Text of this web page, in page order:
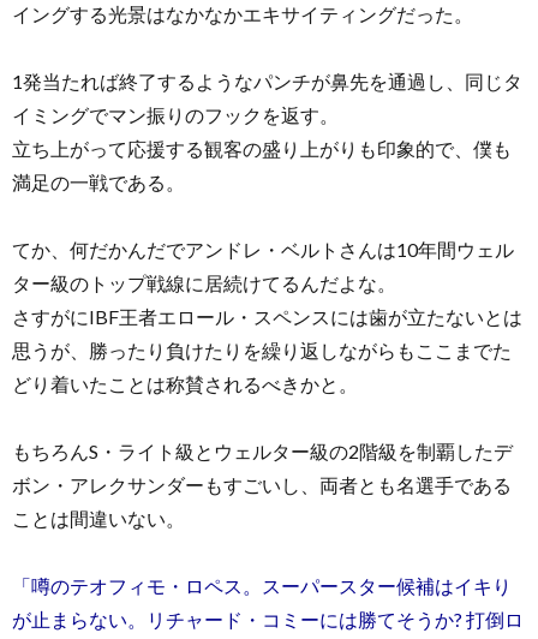
イングする光景はなかなかエキサイティングだった。
1発当たれば終了するようなパンチが鼻先を通過し、同じタ
イミングでマン振りのフックを返す。
立ち上がって応援する観客の盛り上がりも印象的で、僕も
満足の一戦である。
てか、何だかんだでアンドレ・ベルトさんは10年間ウェル
ター級のトップ戦線に居続けてるんだよな。
さすがにIBF王者エロール・スペンスには歯が立たないとは
思うが、勝ったり負けたりを繰り返しながらもここまでた
どり着いたことは称賛されるべきかと。
もちろんS・ライト級とウェルター級の2階級を制覇したデ
ボン・アレクサンダーもすごいし、両者とも名選手である
ことは間違いない。
「噂のテオフィモ・ロペス。スーパースター候補はイキり
が止まらない。リチャード・コミーには勝てそうか? 打倒ロ